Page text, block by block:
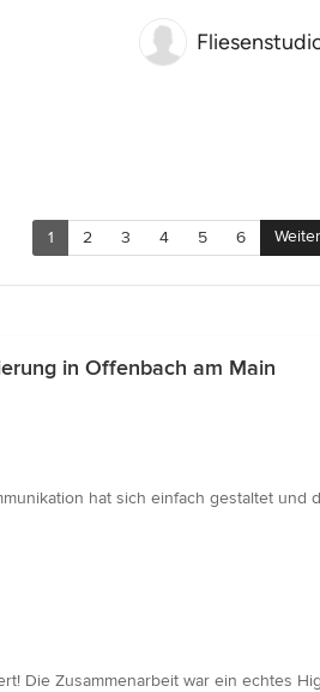
1 2 3 4 5 6 Weiter
in Offenbach am Main
hat sich einfach gestaltet und
Die Zusammenarbeit war ein echtes